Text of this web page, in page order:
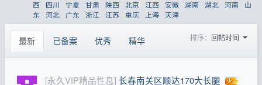
西
四川 宁夏 甘肃 陕西 北京 江西 安徽 湖南 湖北 河南
山
东
河北 广东 浙江 江苏 重庆 上海 天津
最新 已备案 优秀 精华 排序： 回帖时间
[永久VIP精品性息] 长春南关区顺达170大长腿